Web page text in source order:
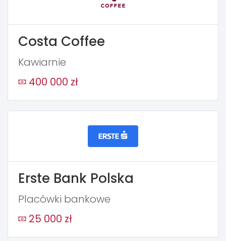
Costa Coffee
Kawiarnie
400 000 zł
Erste Bank Polska
Placówki bankowe
25 000 zł